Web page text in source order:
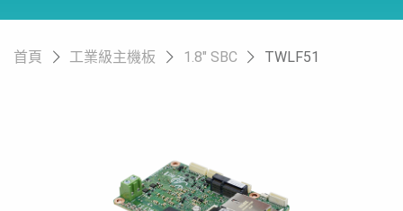
相關下載
訂購資訊
首頁 工業級主機板 1.8" SBC TWLF51